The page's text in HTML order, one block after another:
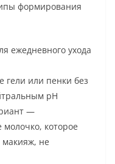
формирования
ежедневного ухода
или пенки без
pH
—
которое
макияж, не